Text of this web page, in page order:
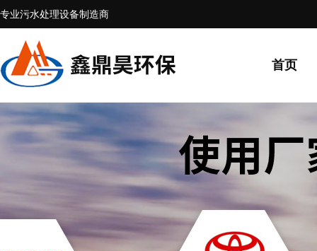
专业污水处理设备制造商
首页